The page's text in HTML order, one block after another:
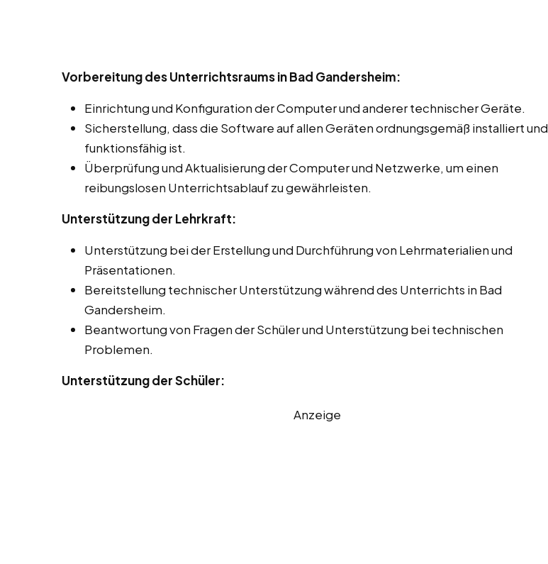
Vorbereitung des Unterrichtsraums in Bad Gandersheim:
Einrichtung und Konfiguration der Computer und anderer technischer Geräte.
Sicherstellung, dass die Software auf allen Geräten ordnungsgemäß installiert und
funktionsfähig ist.
Überprüfung und Aktualisierung der Computer und Netzwerke, um einen
reibungslosen Unterrichtsablauf zu gewährleisten.
Unterstützung der Lehrkraft:
Unterstützung bei der Erstellung und Durchführung von Lehrmaterialien und
Präsentationen.
Bereitstellung technischer Unterstützung während des Unterrichts in Bad
Gandersheim.
Beantwortung von Fragen der Schüler und Unterstützung bei technischen
Problemen.
Unterstützung der Schüler:
Anzeige